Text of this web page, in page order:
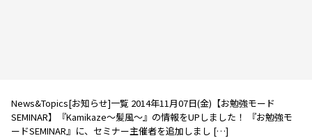
News&Topics[お知らせ]一覧 2014年11月07日(金)【お勉強モード
SEMINAR】『Kamikaze～髪風～』の情報をUPしました！ 『お勉強モ
ードSEMINAR』に、セミナー主催者を追加しまし […]